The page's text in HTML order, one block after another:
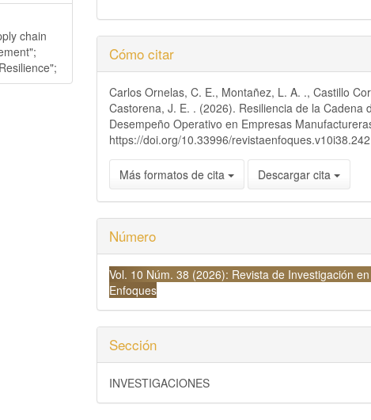
chain
Detalles
del
artículo
Cómo citar
Carlos Ornelas, C. E., Montañez, L. A. ., Castillo
Castorena, J. E. . (2026). Resiliencia de la Cadena
Desempeño Operativo en Empresas
https://doi.org/10.33996/revistaenfoques.v10i38.242
Más formatos de cita Descargar cita
Número
Vol. 10 Núm. 38 (2026): Revista de Investigación
Enfoques
Sección
INVESTIGACIONES